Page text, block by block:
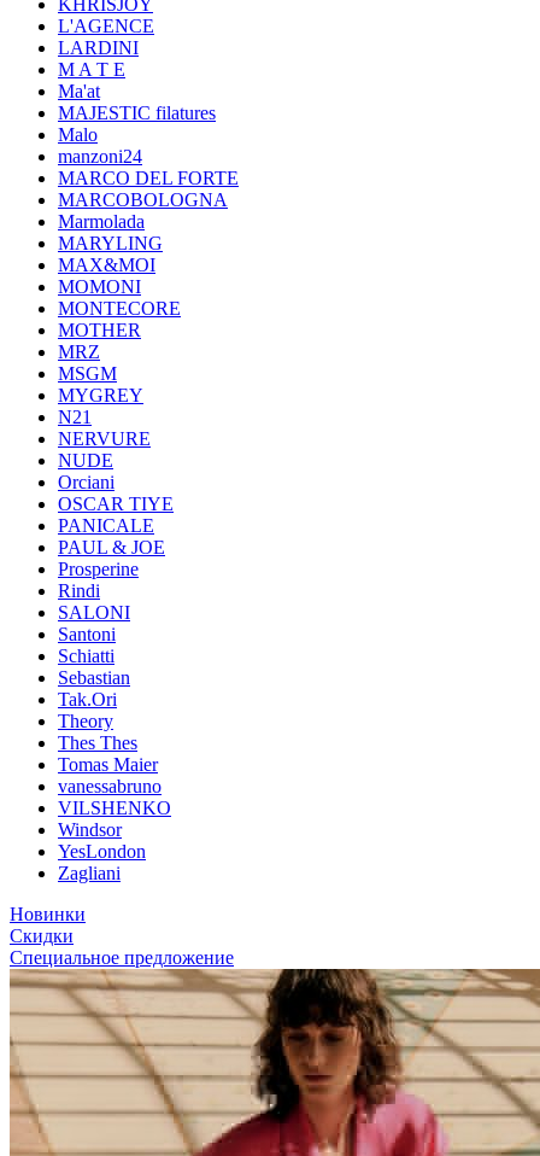
KHRISJOY
L'AGENCE
LARDINI
M A T E
Ma'at
MAJESTIC filatures
Malo
manzoni24
MARCO DEL FORTE
MARCOBOLOGNA
Marmolada
MARYLING
MAX&MOI
MOMONI
MONTECORE
MOTHER
MRZ
MSGM
MYGREY
N21
NERVURE
NUDE
Orciani
OSCAR TIYE
PANICALE
PAUL & JOE
Prosperine
Rindi
SALONI
Santoni
Schiatti
Sebastian
Tak.Ori
Theory
Thes Thes
Tomas Maier
vanessabruno
VILSHENKO
Windsor
YesLondon
Zagliani
Новинки
Скидки
Специальное предложение